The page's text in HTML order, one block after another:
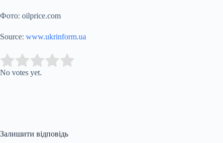
Фото: oilprice.com
Source: www.ukrinform.ua
Rate this item:
No votes yet.
Залишити відповідь